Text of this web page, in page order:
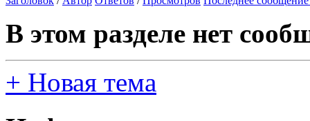
В этом разделе нет
+ Новая тема